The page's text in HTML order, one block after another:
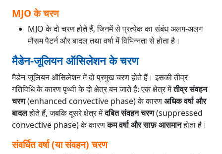
MJO के चरण
MJO के दो चरण होते हैं, जिनमें से प्रत्येक का संबंध अलग-अलग
मौसम पैटर्न और बादल तथा वर्षा में विभिन्नता से होता है।
मैडेन-जूलियन ऑसिलेशन के चरण
मैडेन-जूलियन ऑसिलेशन में दो प्रमुख चरण होते हैं। इसकी तीव्र
गतिविधि के कारण पृथ्वी के दो क्षेत्र बन जाते हैं: एक क्षेत्र मेंतीव्र संवहन
चरण(enhanced convective phase) के कारणअधिक वर्षा और
बादलहोते हैं, जबकि दूसरे क्षेत्र मेंदबित संवहन चरण(suppressed
convective phase) के कारणकम वर्षा और साफ़ आसमानहोता है।
संवर्धित वर्षा (या संवहन) चरण